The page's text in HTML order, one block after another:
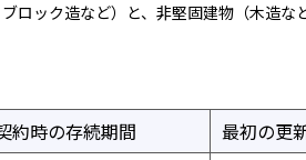
ロック造など）と、非堅固建物（木造な
約時の存続期間
最初の更